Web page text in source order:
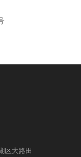
区大路田